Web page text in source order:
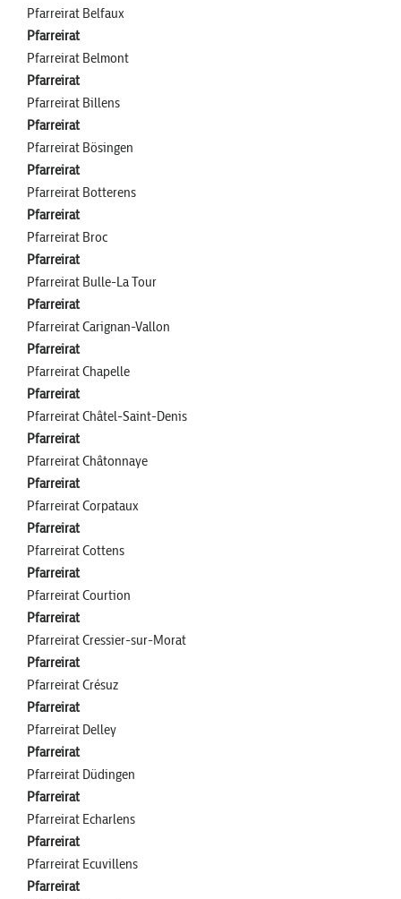
Pfarreirat Belfaux
Pfarreirat
Pfarreirat Belmont
Pfarreirat
Pfarreirat Billens
Pfarreirat
Pfarreirat Bösingen
Pfarreirat
Pfarreirat Botterens
Pfarreirat
Pfarreirat Broc
Pfarreirat
Pfarreirat Bulle-La Tour
Pfarreirat
Pfarreirat Carignan-Vallon
Pfarreirat
Pfarreirat Chapelle
Pfarreirat
Pfarreirat Châtel-Saint-Denis
Pfarreirat
Pfarreirat Châtonnaye
Pfarreirat
Pfarreirat Corpataux
Pfarreirat
Pfarreirat Cottens
Pfarreirat
Pfarreirat Courtion
Pfarreirat
Pfarreirat Cressier-sur-Morat
Pfarreirat
Pfarreirat Crésuz
Pfarreirat
Pfarreirat Delley
Pfarreirat
Pfarreirat Düdingen
Pfarreirat
Pfarreirat Echarlens
Pfarreirat
Pfarreirat Ecuvillens
Pfarreirat